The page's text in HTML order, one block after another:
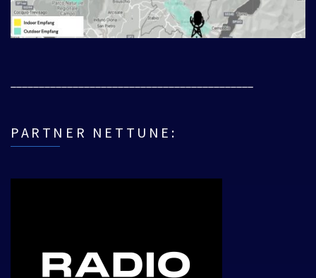
PARTNER NETTUNE: